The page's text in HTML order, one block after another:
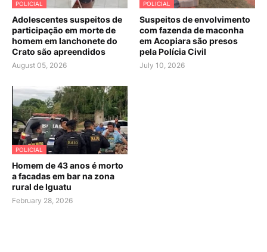
POLICIAL
Adolescentes suspeitos de
participação em morte de
homem em lanchonete do
Crato são apreendidos
August 05, 2026
POLICIAL
Suspeitos de envolvimento
com fazenda de maconha
em Acopiara são presos
pela Polícia Civil
July 10, 2026
POLICIAL
Homem de 43 anos é morto
a facadas em bar na zona
rural de Iguatu
February 28, 2026